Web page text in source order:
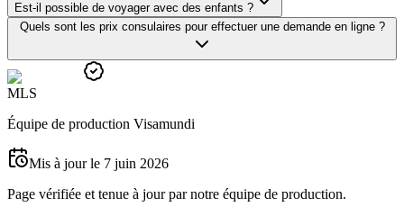
Est-il possible de voyager avec des enfants ?
Quels sont les prix consulaires pour effectuer une demande en ligne ?
MLS
Équipe de production Visamundi
Mis à jour le 7 juin 2026
Page vérifiée et tenue à jour par notre équipe de production.